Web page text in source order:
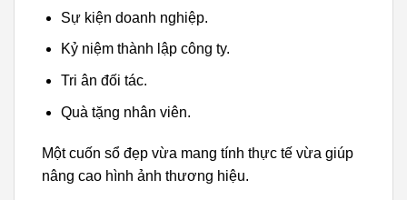
Sự kiện doanh nghiệp.
Kỷ niệm thành lập công ty.
Tri ân đối tác.
Quà tặng nhân viên.
Một cuốn sổ đẹp vừa mang tính thực tế vừa giúp
nâng cao hình ảnh thương hiệu.